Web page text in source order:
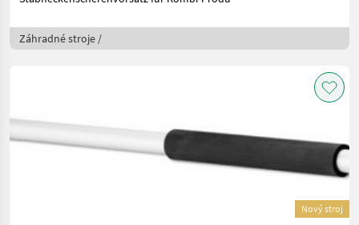
Záhradné stroje /
Nový stroj